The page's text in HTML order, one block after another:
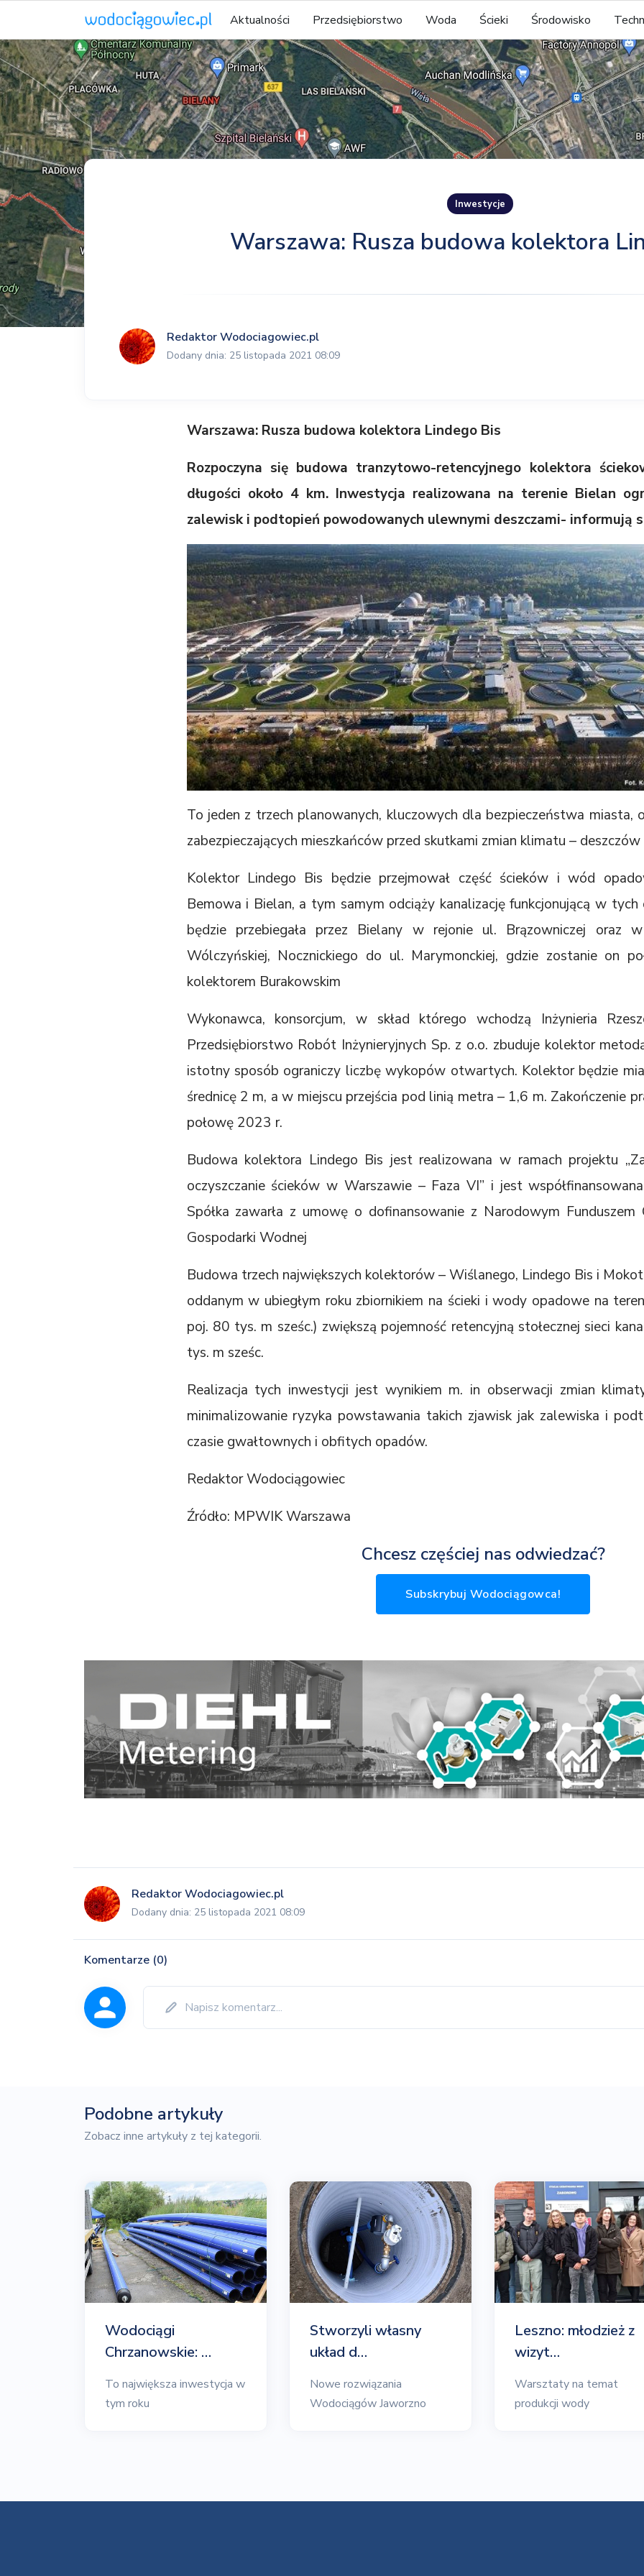
Aktualności Przedsiębiorstwo Woda Ścieki Środowisko
Inwestycje
Warszawa: Rusza budowa kolektora
Redaktor Wodociagowiec.pl
Dodany dnia: 25 listopada 2021 08:09
Warszawa: Rusza budowa kolektora Lindego Bis
Rozpoczyna się budowa tranzytowo-retencyjnego kolektora
długości około 4 km. Inwestycja realizowana na terenie Bielan
zalewisk i podtopień powodowanych ulewnymi deszczami- informują
To jeden z trzech planowanych, kluczowych dla bezpieczeństwa miasta,
zabezpieczających mieszkańców przed skutkami zmian klimatu –
Kolektor Lindego Bis będzie przejmował część ścieków i wód
Bemowa i Bielan, a tym samym odciąży kanalizację funkcjonującą w tych
będzie przebiegała przez Bielany w rejonie ul. Brązowniczej oraz
Wólczyńskiej, Nocznickiego do ul. Marymonckiej, gdzie zostanie on
kolektorem Burakowskim
Wykonawca, konsorcjum, w skład którego wchodzą Inżynieria
Przedsiębiorstwo Robót Inżynieryjnych Sp. z o.o. zbuduje kolektor
istotny sposób ograniczy liczbę wykopów otwartych. Kolektor będzie
średnicę 2 m, a w miejscu przejścia pod linią metra – 1,6 m. Zakończenie
połowę 2023 r.
Budowa kolektora Lindego Bis jest realizowana w ramach projektu
oczyszczanie ścieków w Warszawie – Faza VI” i jest
Spółka zawarła z umowę o dofinansowanie z Narodowym Funduszem
Gospodarki Wodnej
Budowa trzech największych kolektorów – Wiślanego, Lindego Bis i
oddanym w ubiegłym roku zbiornikiem na ścieki i wody opadowe na
poj. 80 tys. m sześc.) zwiększą pojemność retencyjną stołecznej sieci
tys. m sześc.
Realizacja tych inwestycji jest wynikiem m. in obserwacji zmian
minimalizowanie ryzyka powstawania takich zjawisk jak zalewiska i
czasie gwałtownych i obfitych opadów.
Redaktor Wodociągowiec
Źródło: MPWIK Warszawa
Chcesz częściej nas odwiedzać?
Subskrybuj Wodociągowca!
Redaktor Wodociagowiec.pl
Dodany dnia: 25 listopada 2021 08:09
Komentarze (0)
Podobne artykuły
Zobacz inne artykuły z tej kategorii.
Wodociągi
Chrzanowskie: …
To największa inwestycja w
tym roku
Stworzyli własny
układ d…
Nowe rozwiązania
Wodociągów Jaworzno
Leszno: młodzież z
wizyt…
Warsztaty na temat
produkcji wody